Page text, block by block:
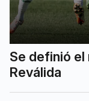
Se definió el
Reválida